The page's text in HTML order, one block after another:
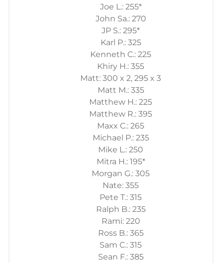
Joe L.: 255*
John Sa.: 270
JP S.: 295*
Karl P.: 325
Kenneth C.: 225
Khiry H.: 355
Matt: 300 x 2, 295 x 3
Matt M.: 335
Matthew H.: 225
Matthew R.: 395
Maxx C.: 265
Michael P.: 235
Mike L.: 250
Mitra H.: 195*
Morgan G.: 305
Nate: 355
Pete T.: 315
Ralph B.: 235
Rami: 220
Ross B.: 365
Sam C.: 315
Sean F.: 385